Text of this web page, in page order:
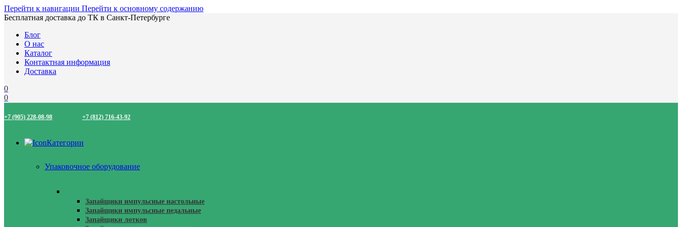
Перейти к навигации Перейти к основному содержанию
Бесплатная доставка до ТК в Санкт-Петербурге
Блог
О нас
Каталог
Контактная информация
Доставка
0
0
+7 (905) 228-08-98 +7 (812) 716-43-92
Категории
Упаковочное оборудование
Запайщики импульсные настольные
Запайщики импульсные педальные
Запайщики лотков